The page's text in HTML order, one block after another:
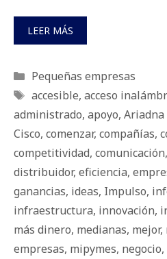
LEER MÁS
Categorías
Pequeñas empresas
Etiquetas
accesible, acceso
administrado, apoyo, Ariadna
Cisco, comenzar, compañías,
competitividad, comunicación,
distribuidor, eficiencia,
ganancias, ideas, Impulso,
infraestructura, innovación,
más dinero, medianas, mejor,
empresas, mipymes, negocio,